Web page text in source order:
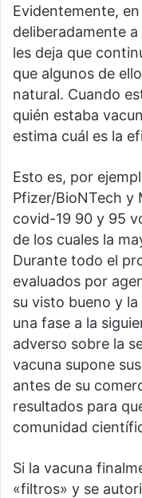
Evidentemente,
deliberadamente
les deja que
que algunos de
natural. Cuando
quién estaba
estima cuál es la
Esto es, por
Pfizer/BioNTech y
covid-19 90 y 95
de los cuales la
Durante todo el
evaluados por
su visto bueno y
una fase a la
adverso sobre la
vacuna supone
antes de su
resultados para
comunidad
Si la vacuna
«filtros» y se